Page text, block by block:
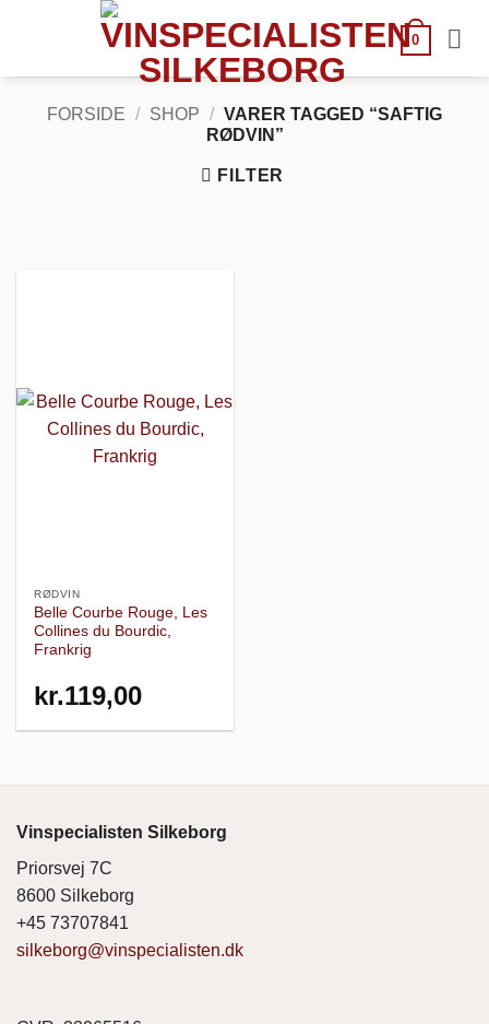
0
FORSIDE / SHOP / VARER TAGGED “SAFTIG
RØDVIN”
FILTER
RØDVIN
Belle Courbe Rouge, Les
Collines du Bourdic,
Frankrig
kr.119,00
Vinspecialisten Silkeborg
Priorsvej 7C
8600 Silkeborg
+45 73707841
silkeborg@vinspecialisten.dk